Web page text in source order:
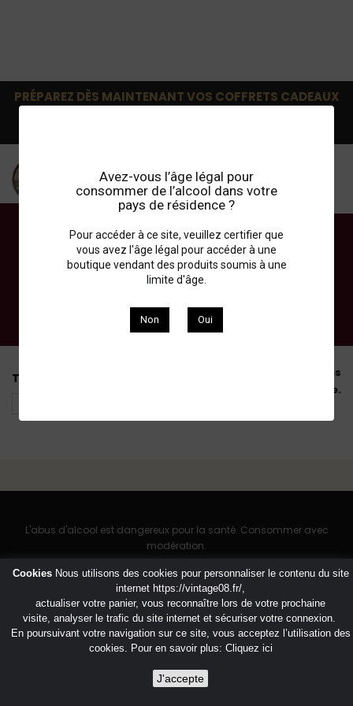
Avez-vous l’âge légal pour
consommer de l’alcool dans votre
pays de résidence ?
Pour accéder à ce site, veuillez certifier que
vous avez l'âge légal pour accéder à une
boutique vendant des produits soumis à une
limite d'âge.
Non Oui
PRÉPAREZ DÈS MAINTENANT VOS COFFRETS CADEAUX
Connexion
Margaux
Tri
Il n'y a aucun produit dans
cette catégorie.
CookiesNous utilisons des cookies pour personnaliser le contenu du site
internet https://vintage08.fr/,
actualiser votre panier, vous reconnaître lors de votre prochaine
visite, analyser le trafic du site internet et sécuriser votre connexion.
En poursuivant votre navigation sur ce site, vous acceptez l’utilisation des
cookies. Pour en savoir plus: Cliquez ici
J'accepte
L'abus d'alcool est dangereux pour la santé. Consommer avec
modération.